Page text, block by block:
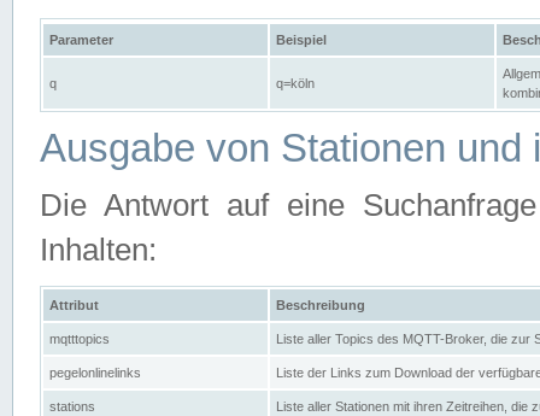
Parameter Beispiel
q q=köln
Ausgabe von Stationen und
Die Antwort auf eine
Inhalten:
Attribut Beschreibung
mqtttopics Liste aller Topics des MQTT-Broker, die zur
pegelonlinelinks Liste der Links zum Download der
stations Liste aller Stationen mit ihren Zeitreihen, die